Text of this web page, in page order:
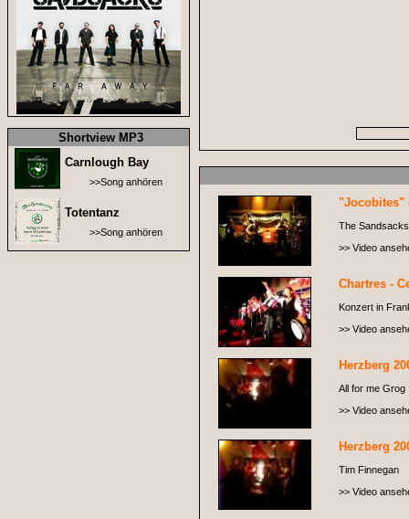
Shortview MP3
Carnlough Bay
>>Song anhören
Totentanz
>>Song anhören
"Jocobites"
The
>> Video
Chartres -
Konzert in
>> Video
Herzberg
All for me Grog
>> Video
Herzberg
Tim Finnegan
>> Video